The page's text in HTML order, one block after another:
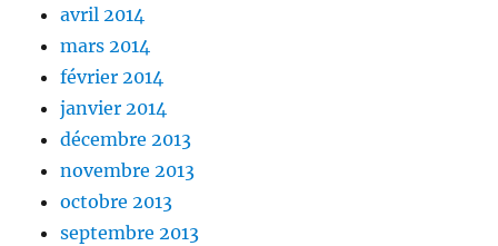
avril 2014
mars 2014
février 2014
janvier 2014
décembre 2013
novembre 2013
octobre 2013
septembre 2013